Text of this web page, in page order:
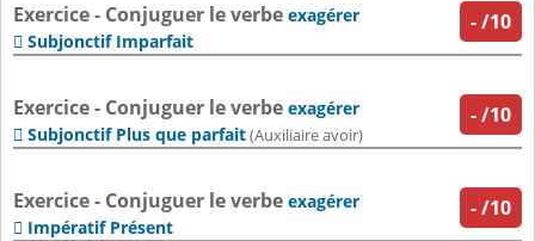
-/10
Exercice - Conjuguer le verbe exagérer
 Subjonctif Imparfait
-/10
Exercice - Conjuguer le verbe exagérer
 Subjonctif Plus que parfait(Auxiliaire avoir)
-/10
Exercice - Conjuguer le verbe exagérer
 Impératif Présent